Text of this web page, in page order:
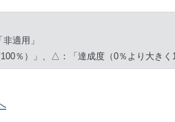
適用」
％）」、△：「達成度（0％より大き